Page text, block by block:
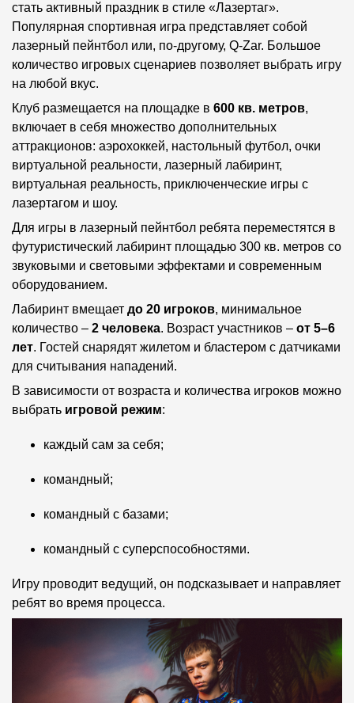
стать активный праздник в стиле «Лазертаг».
Популярная спортивная игра представляет собой
лазерный пейнтбол или, по-другому, Q-Zar. Большое
количество игровых сценариев позволяет выбрать игру
на любой вкус.
Клуб размещается на площадке в 600 кв. метров,
включает в себя множество дополнительных
аттракционов: аэрохоккей, настольный футбол, очки
виртуальной реальности, лазерный лабиринт,
виртуальная реальность, приключенческие игры с
лазертагом и шоу.
Для игры в лазерный пейнтбол ребята переместятся в
футуристический лабиринт площадью 300 кв. метров со
звуковыми и световыми эффектами и современным
оборудованием.
Лабиринт вмещает до 20 игроков, минимальное
количество – 2 человека. Возраст участников – от 5–6
лет. Гостей снарядят жилетом и бластером с датчиками
для считывания нападений.
В зависимости от возраста и количества игроков можно
выбрать игровой режим:
каждый сам за себя;
командный;
командный с базами;
командный с суперспособностями.
Игру проводит ведущий, он подсказывает и направляет
ребят во время процесса.